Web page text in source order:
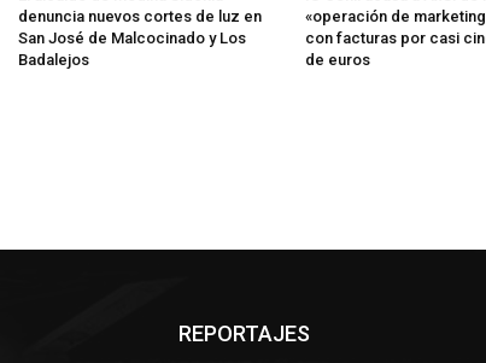
denuncia nuevos cortes de luz en
San José de Malcocinado y Los
Badalejos
«operación de
con facturas por casi
de euros
REPORTAJES